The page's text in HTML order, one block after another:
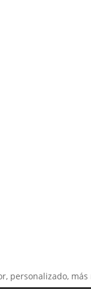
personalizado,